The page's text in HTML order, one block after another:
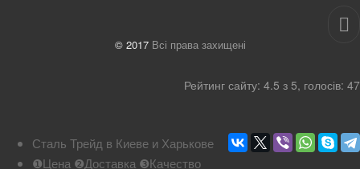
© 2017Всі права захищені
Рейтинг сайту: 4.5 з 5, голосів: 47
Сталь Трейд в Киеве и Харькове
❶Цена ❷Доставка ❸Качество